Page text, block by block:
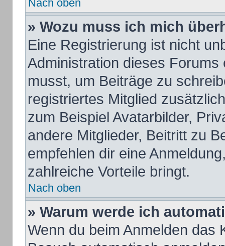
Nach oben
» Wozu muss ich mich
Eine Registrierung ist nicht
Administration dieses
musst, um Beiträge zu
registriertes Mitglied
zum Beispiel Avatarbilder,
andere Mitglieder, Beitritt zu
empfehlen dir eine
zahlreiche Vorteile bringt.
Nach oben
» Warum werde ich
Wenn du beim Anmelden das